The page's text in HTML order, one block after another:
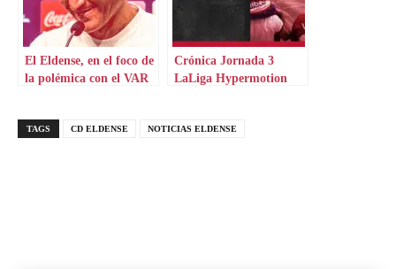
El Eldense, en el foco de
la polémica con el VAR
Crónica Jornada 3
LaLiga Hypermotion
TAGS CD ELDENSE NOTICIAS ELDENSE